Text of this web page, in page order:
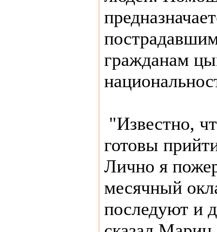
гражданам
"Известно,
готовы
Лично я
месячный
последуют и